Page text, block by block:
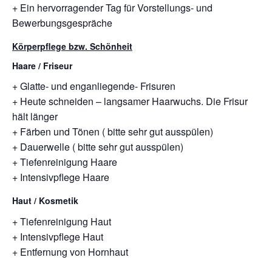
+ Ein hervorragender Tag für Vorstellungs- und
Bewerbungsgespräche
Körperpflege bzw. Schönheit
Haare / Friseur
+ Glatte- und enganliegende- Frisuren
+ Heute schneiden – langsamer Haarwuchs. Die Frisur
hält länger
+ Färben und Tönen ( bitte sehr gut ausspülen)
+ Dauerwelle ( bitte sehr gut ausspülen)
+ Tiefenreinigung Haare
+ Intensivpflege Haare
Haut / Kosmetik
+ Tiefenreinigung Haut
+ Intensivpflege Haut
+ Entfernung von Hornhaut